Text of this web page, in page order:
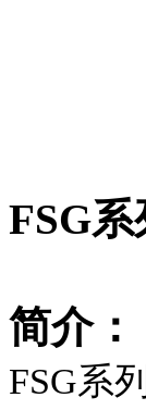
FSG系
简介：
FSG系